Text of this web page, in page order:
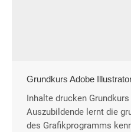
Grundkurs Adobe
Inhalte drucken
Auszubildende lernt die
des Grafikprogramms